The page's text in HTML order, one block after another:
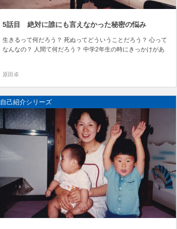
5話目 絶対に誰にも言えなかった秘密の悩み
生きるって何だろう？ 死ぬってどういうことだろう？ 心って
なんなの？ 人間て何だろう？ 中学2年生の時にきっかけがあ
自己紹介シリーズ第1章！ 「愛され過ぎた悲劇！人の気...
原田卓
自己紹介シリーズ